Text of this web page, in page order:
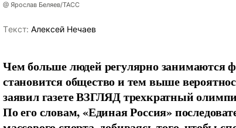
@ Ярослав Беляев/ТАСС
Tекст: Алексей Нечаев
Чем больше людей регулярно занимаются
становится общество и тем выше
заявил газете ВЗГЛЯД трехкратный
По его словам, «Единая Россия»